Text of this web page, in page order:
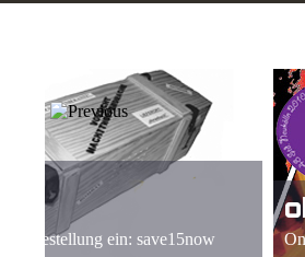
ohrenhoch kids -
Online Comic auf http://